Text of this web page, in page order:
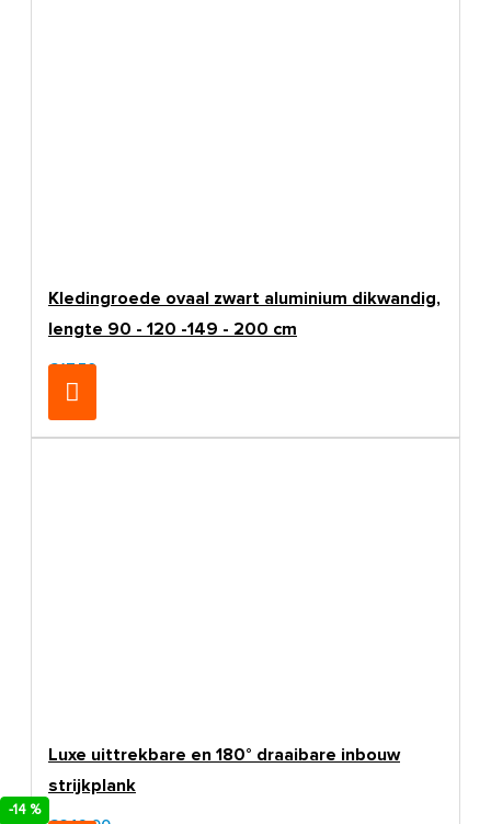
-14 %
Kledingroede ovaal zwart aluminium dikwandig,
lengte 90 - 120 -149 - 200 cm
€17,50
Luxe uittrekbare en 180° draaibare inbouw
strijkplank